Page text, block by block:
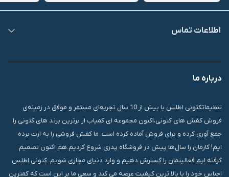
اطلاعات تماس
درباره ما
تنظیماتکتونی اطلس با بیش از 10 سال تجربه‌ای مستمر و موفق در زمینه‌ی
فروش کفش های کتونی،اکنون مجموعه ای کمیاب از برترین برند های کتونی را
جمع آوری کرده و برای فروش آماده کرده است. ما کفش فروشی را به ارث برده
ایم! کارمان را سال‌ها پیش در فروشگاه پدری شروع کردیم.هم اکنون تصمیم
گرفته ایم فعالیتمان را گسترش دهیم و وارد دنیای مجازی شویم. کتونی اطلس
اجناس خود را با بالا ترین کیفیت عرضه می کند و سعی ما بر این است که کمترین